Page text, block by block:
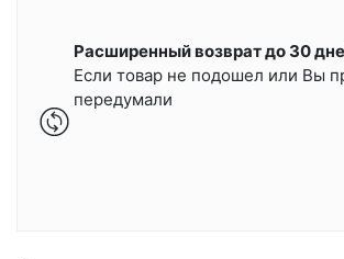
Расширенный возврат до 30
Если товар не подошел или Вы
передумали